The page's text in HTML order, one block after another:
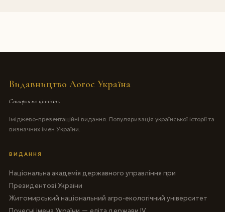
Видавництво Логос Україна
Створюємо цінність
Іміджево-презентаційні видання. Популяризація української історії та
визначних імен України.
ВИДАННЯ
Національна академія державного управління при
Президентові України
Житомирський національний агро-екологічний університет